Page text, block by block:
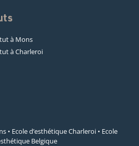
à Mons
à Charleroi
• Ecole d’esthétique Charleroi • Ecole
Belgique